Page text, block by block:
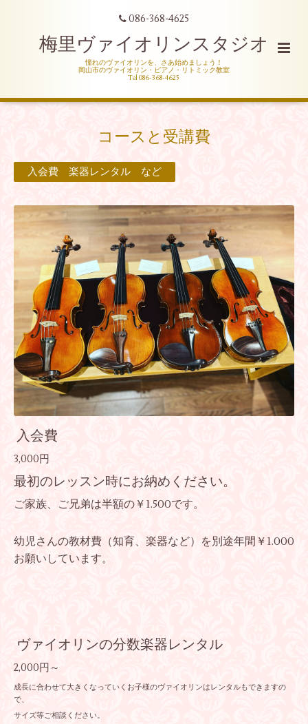
086-368-4625
梅里ヴァイオリンスタジオ
憧れのヴァイオリンを、さあ始めましょう！
岡山市のヴァイオリン・ピアノ・リトミック教室
Tel 086-368-4625
コースと受講費
入会費 楽器レンタル など
入会費
3,000円
最初のレッスン時にお納めください。
ご家族、ご兄弟は半額の￥1.500です。
幼児さんの教材費（知育、楽器など）を別途年間￥1.000
お願いしています。
ヴァイオリンの分数楽器レンタル
2,000円～
成長に合わせて大きくなっていくお子様のヴァイオリンはレンタルもできますの
で、
サイズ等ご相談ください。